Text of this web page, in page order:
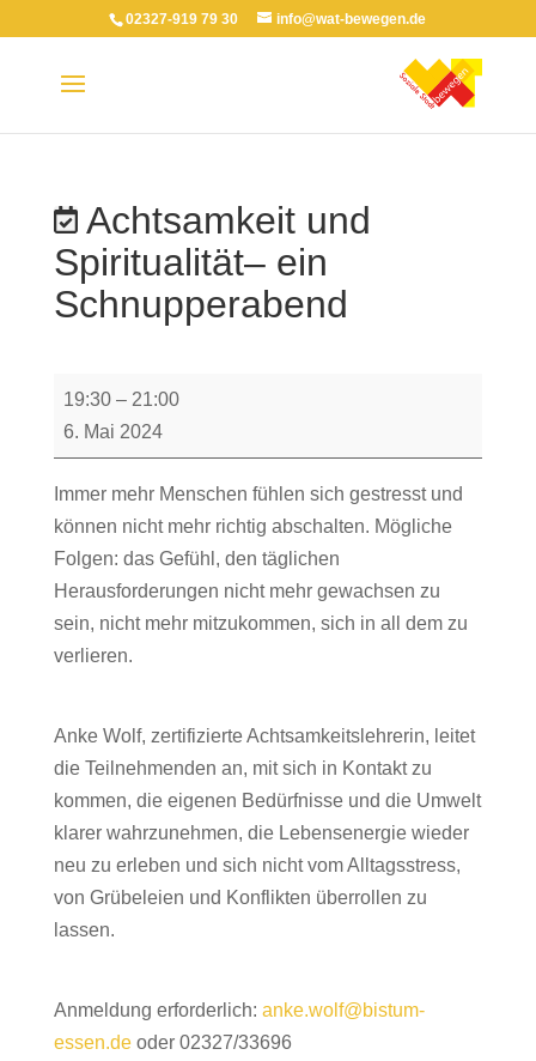
02327-919 79 30 info@wat-bewegen.de
Achtsamkeit und
Spiritualität– ein
Schnupperabend
Achtsamkeit
und
Spiritualität–
ein
Schnupperabend
19:30 – 21:00
6. Mai 2024
Immer mehr Menschen fühlen sich gestresst und
können nicht mehr richtig abschalten. Mögliche
Folgen: das Gefühl, den täglichen
Herausforderungen nicht mehr gewachsen zu
sein, nicht mehr mitzukommen, sich in all dem zu
verlieren.
Anke Wolf, zertifizierte Achtsamkeitslehrerin, leitet
die Teilnehmenden an, mit sich in Kontakt zu
kommen, die eigenen Bedürfnisse und die Umwelt
klarer wahrzunehmen, die Lebensenergie wieder
neu zu erleben und sich nicht vom Alltagsstress,
von Grübeleien und Konflikten überrollen zu
lassen.
Anmeldung erforderlich: anke.wolf@bistum-
essen.de oder 02327/33696